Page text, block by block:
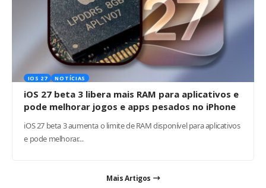
IOS 27 NOTÍCIAS
iOS 27 beta 3 libera mais RAM para aplicativos e
pode melhorar jogos e apps pesados no iPhone
iOS 27 beta 3 aumenta o limite de RAM disponível para aplicativos
e pode melhorar…
Mais Artigos